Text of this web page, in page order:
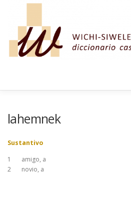
Saltar al contenido
ORDEN ALFABÉTICO
lahemnek
Sustantivo
1
amigo, a
2
novio, a